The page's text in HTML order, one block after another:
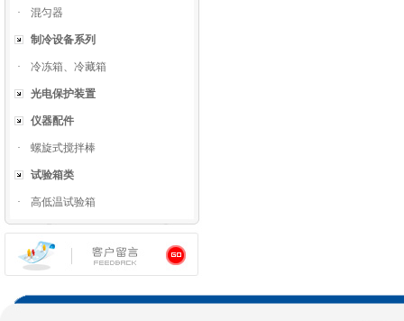
· 混匀器
制冷设备系列
· 冷冻箱、冷藏箱
光电保护装置
仪器配件
· 螺旋式搅拌棒
试验箱类
· 高低温试验箱